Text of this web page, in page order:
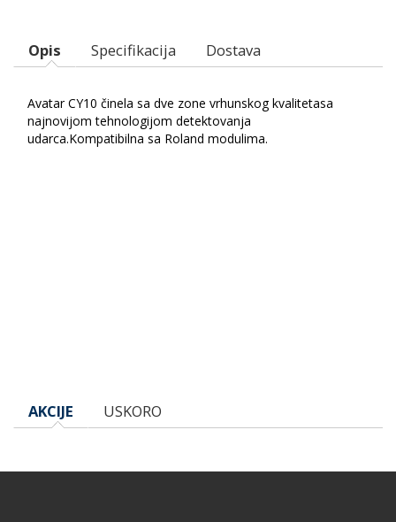
Opis Specifikacija Dostava
Avatar CY10 činela sa dve zone vrhunskog kvalitetasa
najnovijom tehnologijom detektovanja
udarca.Kompatibilna sa Roland modulima.
AKCIJE USKORO